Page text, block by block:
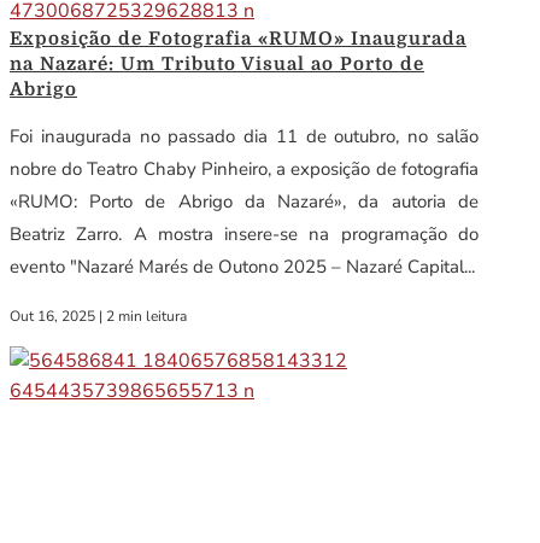
Exposição de Fotografia «RUMO» Inaugurada
na Nazaré: Um Tributo Visual ao Porto de
Abrigo
Foi inaugurada no passado dia 11 de outubro, no salão
nobre do Teatro Chaby Pinheiro, a exposição de fotografia
«RUMO: Porto de Abrigo da Nazaré», da autoria de
Beatriz Zarro. A mostra insere-se na programação do
evento "Nazaré Marés de Outono 2025 – Nazaré Capital...
Out 16, 2025 | 2 min leitura